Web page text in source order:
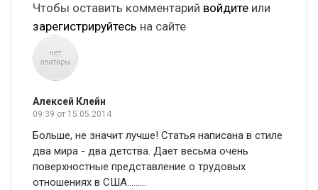
Чтобы оставить комментарий войдите или
зарегистрируйтесь на сайте
Алексей Клейн
09:39 от 15.05.2014
Больше, не значит лучше! Статья написана в стиле
два мира - два детства. Дает весьма очень
поверхностные представление о трудовых
отношениях в США.........